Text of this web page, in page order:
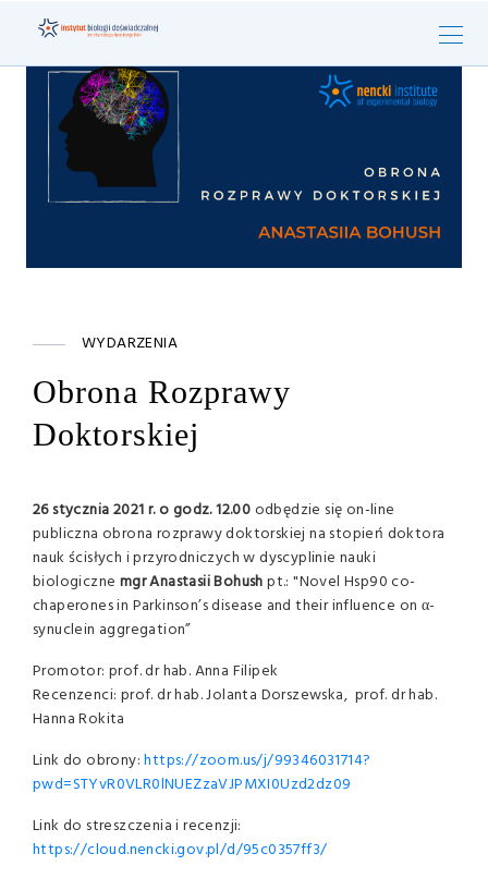
WYDARZENIA
Obrona Rozprawy
Doktorskiej
26 stycznia 2021 r. o godz. 12.00odbędzie się on-line
publiczna obrona rozprawy doktorskiej na stopień doktora
nauk ścisłych i przyrodniczych w dyscyplinie nauki
biologiczne mgr Anastasii Bohushpt.: "Novel Hsp90 co-
chaperones in Parkinson’s disease and their influence on α-
synuclein aggregation”
Promotor: prof. dr hab. Anna Filipek
Recenzenci: prof. dr hab. Jolanta Dorszewska, prof. dr hab.
Hanna Rokita
Link do obrony:https://zoom.us/j/99346031714?
pwd=STYvR0VLR0lNUEZzaVJPMXI0Uzd2dz09
Link do streszczenia i recenzji:
https://cloud.nencki.gov.pl/d/95c0357ff3/